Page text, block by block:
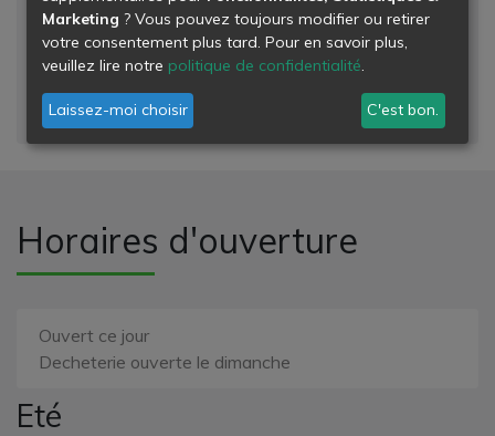
- déchets banals
- déchets dangereux
- déchets inertes
Horaires d'ouverture
Ouvert ce jour
Decheterie ouverte le dimanche
Eté
Marketing ? Vous pouvez toujours modifier ou retirer
votre consentement plus tard. Pour en savoir plus,
veuillez lire notre politique de confidentialité.
Laissez-moi choisir C'est bon.